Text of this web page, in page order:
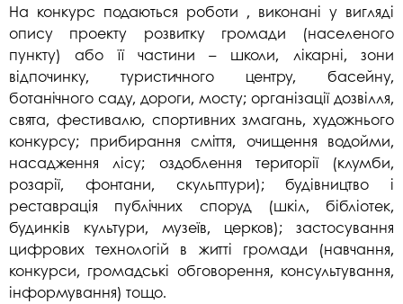
На конкурс подаються роботи , виконані у вигляді
опису проекту розвитку громади (населеного
пункту) або її частини – школи, лікарні, зони
відпочинку, туристичного центру, басейну,
ботанічного саду, дороги, мосту; організації дозвілля,
свята, фестивалю, спортивних змагань, художнього
конкурсу; прибирання сміття, очищення водойми,
насадження лісу; оздоблення території (клумби,
розарії, фонтани, скульптури); будівництво і
реставрація публічних споруд (шкіл, бібліотек,
будинків культури, музеїв, церков); застосування
цифрових технологій в житті громади (навчання,
конкурси, громадські обговорення, консультування,
інформування) тощо.